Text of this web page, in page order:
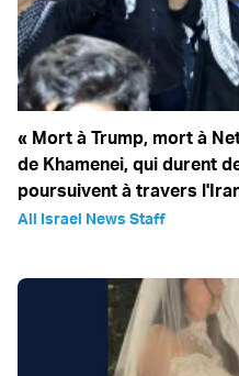
« Mort à Trump, mort à
de Khamenei, qui durent
poursuivent à travers
All Israel News Staff